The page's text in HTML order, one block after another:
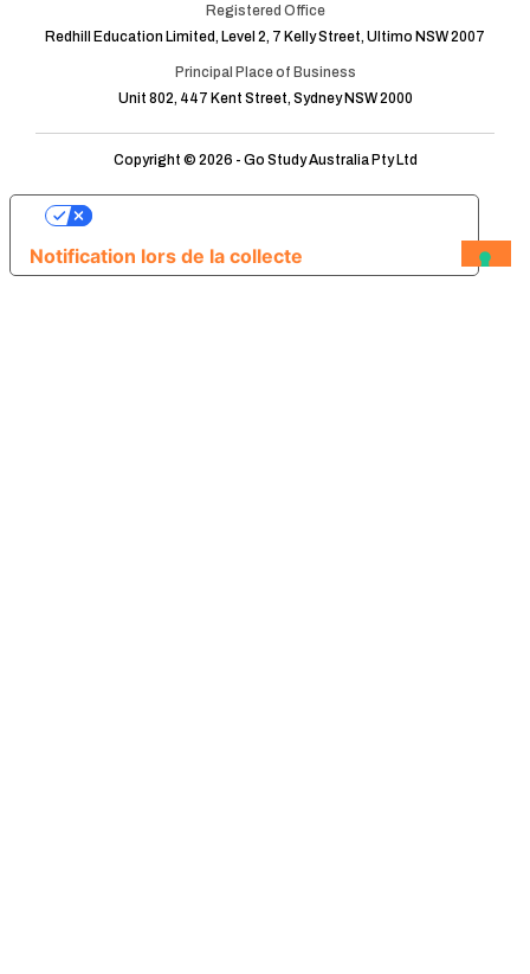
Registered Office
Redhill Education Limited, Level 2, 7 Kelly Street, Ultimo NSW 2007
Principal Place of Business
Unit 802, 447 Kent Street, Sydney NSW 2000
Copyright © 2026 - Go Study Australia Pty Ltd
Notification lors de la collecte
Vos choix en matière de confidentialité